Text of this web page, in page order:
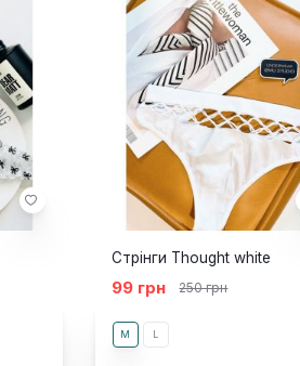
Стрінги Thought white
99 грн 250 грн
M L